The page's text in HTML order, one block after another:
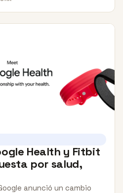
Health y Fitbit
por salud,
anunció un cambio